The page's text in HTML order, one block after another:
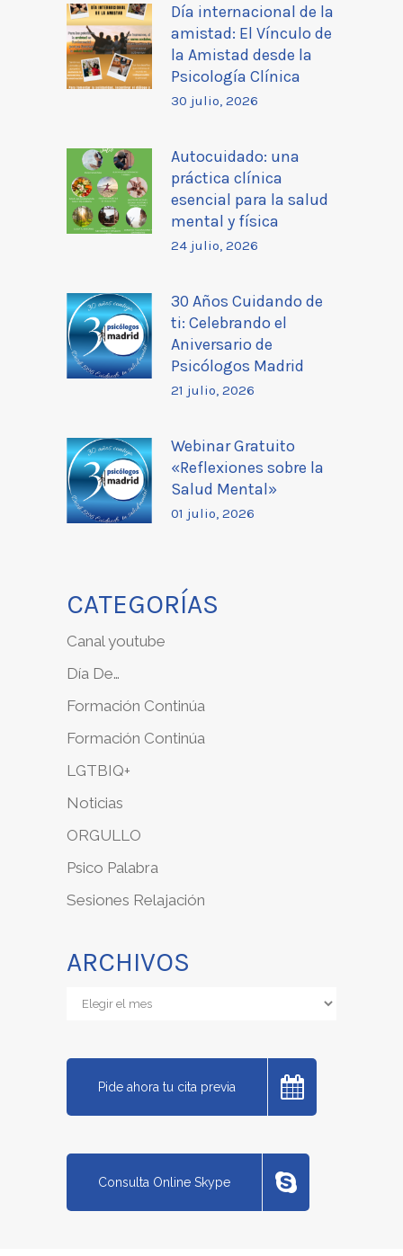
Día internacional de la
amistad: El Vínculo de
la Amistad desde la
Psicología Clínica
30 julio, 2026
Autocuidado: una
práctica clínica
esencial para la salud
mental y física
24 julio, 2026
30 Años Cuidando de
ti: Celebrando el
Aniversario de
Psicólogos Madrid
21 julio, 2026
Webinar Gratuito
«Reflexiones sobre la
Salud Mental»
01 julio, 2026
CATEGORÍAS
Canal youtube
Día De…
Formación Continúa
Formación Continúa
LGTBIQ+
Noticias
ORGULLO
Psico Palabra
Sesiones Relajación
ARCHIVOS
Archivos
Pide ahora tu cita previa
Consulta Online Skype